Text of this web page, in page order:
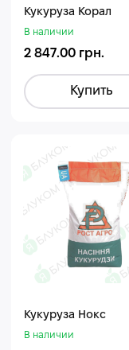
Кукуруза Корал
В наличии
2 847.00 грн.
Купить
Кукуруза Нокс
В наличии